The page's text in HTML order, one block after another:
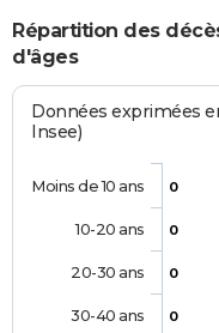
Répartition des
d'âges
Données exprimées
Insee)
0
0
0
0
Moins de 10 ans
10-20 ans
20-30 ans
30-40 ans